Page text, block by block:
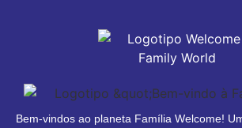
Bem-vindos ao planeta Família Welcome!